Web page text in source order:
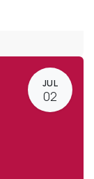
JUL
02